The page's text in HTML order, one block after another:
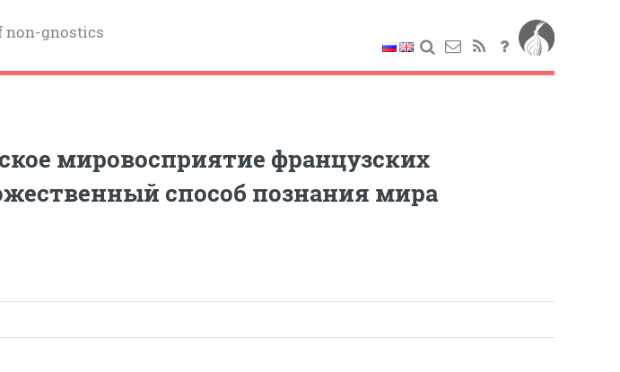
non-gnostics
мировосприятие французских
способ познания мира